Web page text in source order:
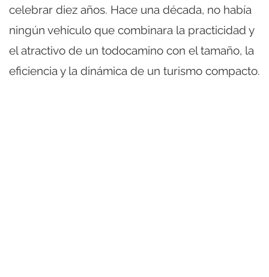
celebrar diez años. Hace una década, no había
ningún vehículo que combinara la practicidad y
el atractivo de un todocamino con el tamaño, la
eficiencia y la dinámica de un turismo compacto.